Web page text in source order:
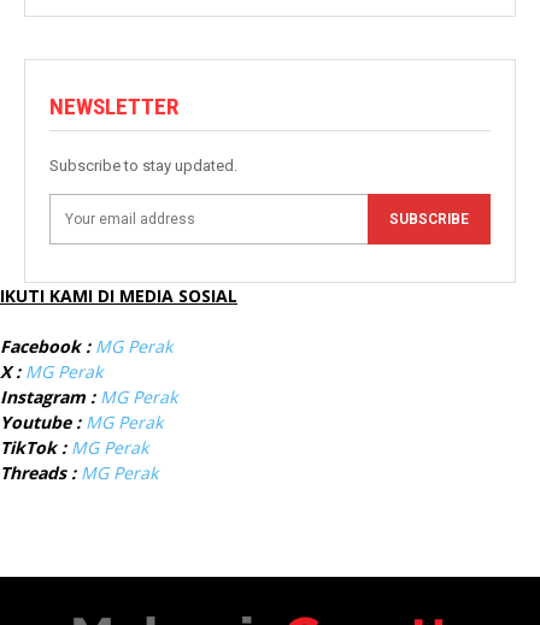
NEWSLETTER
Subscribe to stay updated.
SUBSCRIBE
IKUTI KAMI DI MEDIA SOSIAL
Facebook : MG Perak
X : MG Perak
Instagram : MG Perak
Youtube : MG Perak
TikTok : MG Perak
Threads : MG Perak